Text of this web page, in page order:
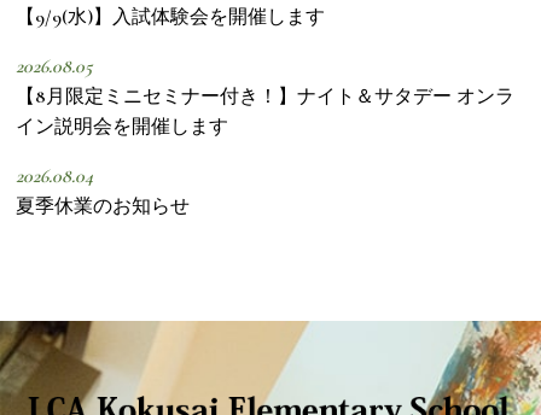
【9/9(水)】入試体験会を開催します
2026.08.05
【8月限定ミニセミナー付き！】ナイト＆サタデー オンラ
イン説明会を開催します
2026.08.04
夏季休業のお知らせ